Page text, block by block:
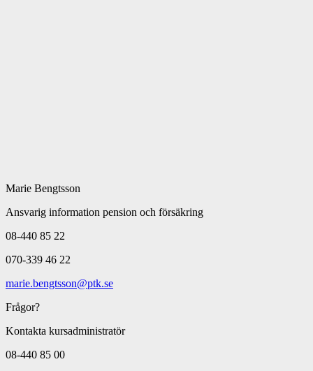
Marie Bengtsson
Ansvarig information pension och försäkring
08-440 85 22
070-339 46 22
marie.bengtsson@ptk.se
Frågor?
Kontakta kursadministratör
08-440 85 00